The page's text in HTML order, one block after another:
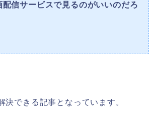
配信サービスで見るのがいいのだろ
決できる記事となっています。